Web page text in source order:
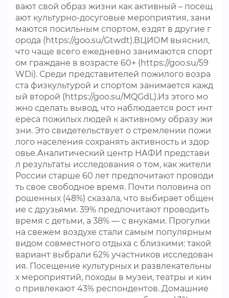
вают свой образ жизни как активный – посещ
ают культурно-досуговые мероприятия, зани
маются посильным спортом, ездят в другие г
орода (https://goo.su/Gtwdt).ВЦИОМ выяснил,
что чаще всего ежедневно занимаются спорт
ом граждане в возрасте 60+ (https://goo.su/59
WDi). Среди представителей пожилого возра
ста физкультурой и спортом занимается кажд
ый второй (https://goo.su/MQGdL).Из этого мо
жно сделать вывод, что наблюдается рост инт
ереса пожилых людей к активному образу жи
зни. Это свидетельствует о стремлении пожи
лого населения сохранять активность и здор
овье.Аналитический центр НАФИ представи
л результаты исследования о том, как жители
России старше 60 лет предпочитают проводи
ть свое свободное время. Почти половина оп
рошенных (48%) сказала, что выбирает общен
ие с друзьями. 39% предпочитают проводить
время с детьми, а 38% — с внуками. Прогулки
на свежем воздухе стали самым популярным
видом совместного отдыха с близкими: такой
вариант выбрали 62% участников исследован
ия. Посещение культурных и развлекательны
х мероприятий, походы в музеи, театры и кин
о привлекают 43% респондентов. Домашние